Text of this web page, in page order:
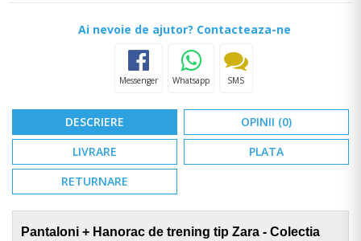
Ai nevoie de ajutor? Contacteaza-ne
Messenger Whatsapp SMS
DESCRIERE
OPINII (0)
LIVRARE
PLATA
RETURNARE
Pantaloni + Hanorac de trening tip Zara - Colectia